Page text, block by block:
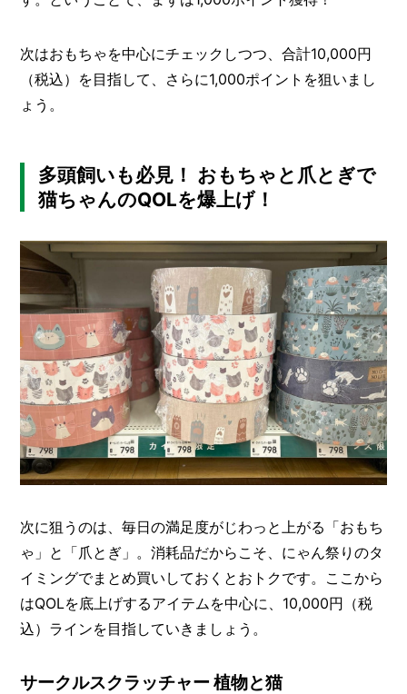
次はおもちゃを中心にチェックしつつ、合計10,000円
（税込）を目指して、さらに1,000ポイントを狙いまし
ょう。
多頭飼いも必見！ おもちゃと爪とぎで
猫ちゃんのQOLを爆上げ！
次に狙うのは、毎日の満足度がじわっと上がる「おもち
ゃ」と「爪とぎ」。消耗品だからこそ、にゃん祭りのタ
イミングでまとめ買いしておくとおトクです。ここから
はQOLを底上げするアイテムを中心に、10,000円（税
込）ラインを目指していきましょう。
サークルスクラッチャー 植物と猫